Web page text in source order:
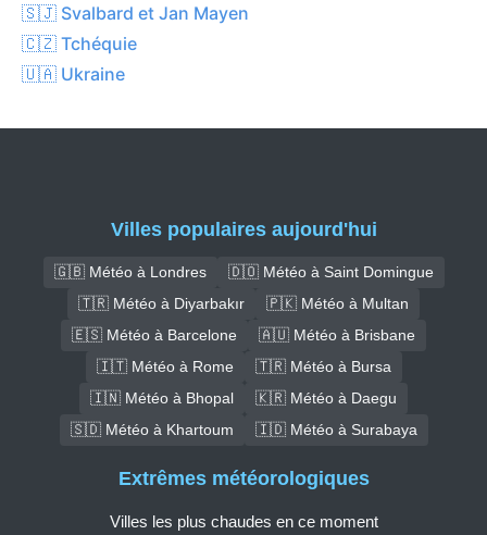
🇸🇯 Svalbard et Jan Mayen
🇨🇿 Tchéquie
🇺🇦 Ukraine
Villes populaires aujourd'hui
🇬🇧 Météo à Londres
🇩🇴 Météo à Saint Domingue
🇹🇷 Météo à Diyarbakır
🇵🇰 Météo à Multan
🇪🇸 Météo à Barcelone
🇦🇺 Météo à Brisbane
🇮🇹 Météo à Rome
🇹🇷 Météo à Bursa
🇮🇳 Météo à Bhopal
🇰🇷 Météo à Daegu
🇸🇩 Météo à Khartoum
🇮🇩 Météo à Surabaya
Extrêmes météorologiques
Villes les plus chaudes en ce moment